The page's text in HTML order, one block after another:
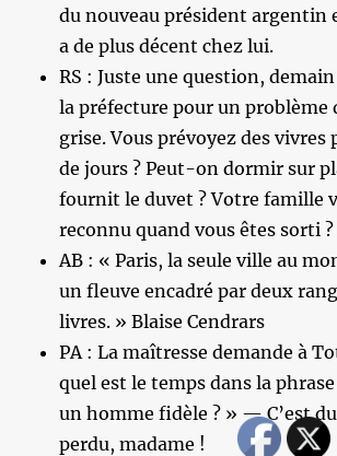
du nouveau président argentin
a de plus décent chez lui.
RS : Juste une question,
la préfecture pour un problème
grise. Vous prévoyez des vivres
de jours ? Peut-on dormir sur
fournit le duvet ? Votre famille
reconnu quand vous êtes sorti ?
AB : « Paris, la seule ville au
un fleuve encadré par deux
livres. » Blaise Cendrars
PA : La maîtresse demande à
quel est le temps dans la
un homme fidèle ? » — C’est
perdu, madame !